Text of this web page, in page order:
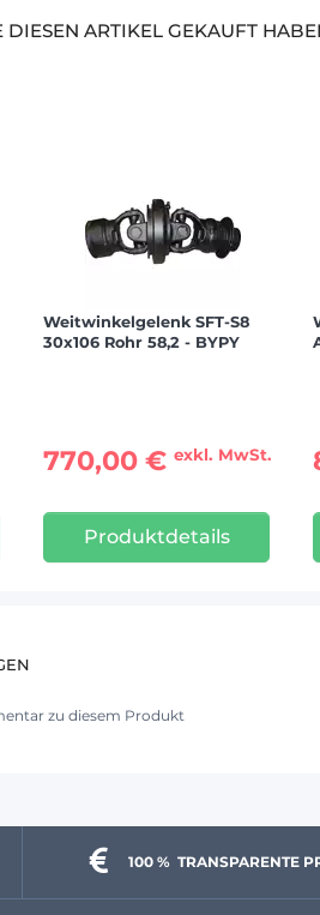
DIESEN ARTIKEL GEKAUFT
Weitwinkelgelenk SFT-S8
30x106 Rohr 58,2 - BYPY
770,00 €exkl. MwSt.
Produktdetails
zu diesem Produkt
100 % TRANSPARENTE